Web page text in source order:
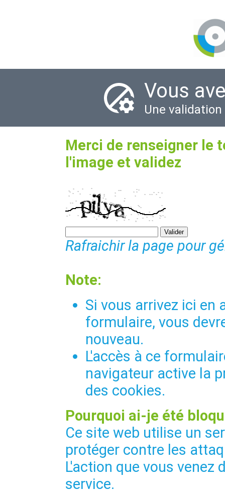
Vous
Une
Merci de renseigner le
l'image et validez
Rafraichir la page pour
Note:
Si vous arrivez ici en
formulaire, vous
nouveau.
L'accès à ce
navigateur active la
des cookies.
Pourquoi ai-je été
Ce site web utilise un
protéger contre les
L'action que vous venez
service.